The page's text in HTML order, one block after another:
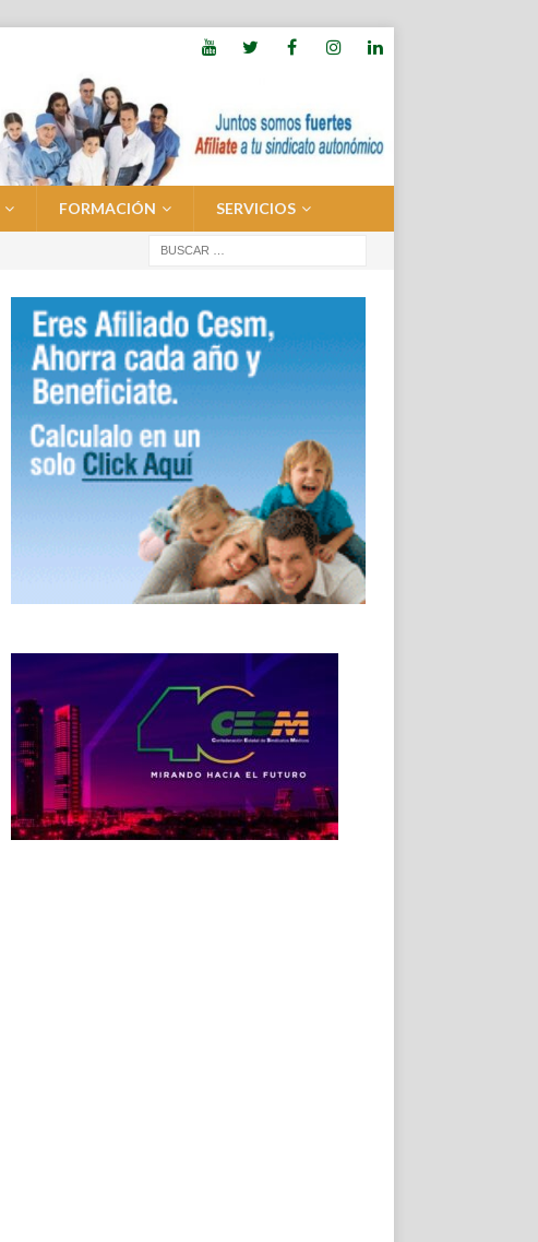
FORMACIÓN SERVICIOS